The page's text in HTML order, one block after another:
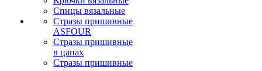
Спицы вязальные
Стразы пришивные
ASFOUR
Стразы пришивные
в цапах
Стразы пришивные